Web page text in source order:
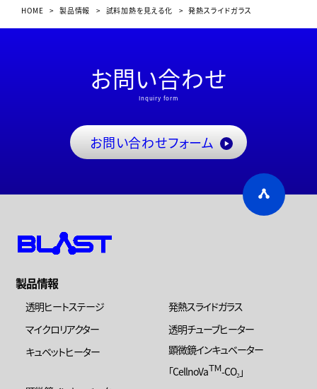
HOME > 製品情報 > 試料加熱を見える化 > 発熱スライドガラス
お問い合わせ
Inquiry form
お問い合わせフォーム
製品情報
透明ヒートステージ
発熱スライドガラス
マイクロリアクター
透明チューブヒーター
キュベットヒーター
顕微鏡インキュベーター
「CellnoVaＴＭ-CO₂」